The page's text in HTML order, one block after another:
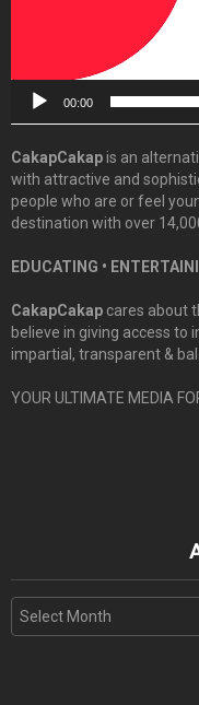
00:00
CakapCakapis an
with attractive and
people who are or feel
destination with over
EDUCATING •
CakapCakap cares about
believe in giving access to
impartial, transparent &
YOUR ULTIMATE MEDIA